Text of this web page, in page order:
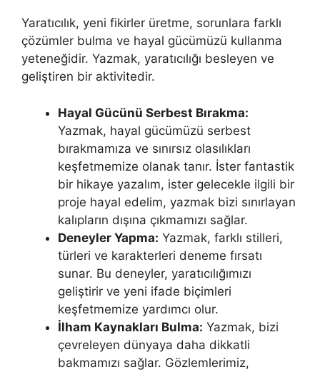
Yaratıcılık, yeni fikirler üretme, sorunlara farklı
çözümler bulma ve hayal gücümüzü kullanma
yeteneğidir. Yazmak, yaratıcılığı besleyen ve
geliştiren bir aktivitedir.
Hayal Gücünü Serbest Bırakma:
Yazmak, hayal gücümüzü serbest
bırakmamıza ve sınırsız olasılıkları
keşfetmemize olanak tanır. İster fantastik
bir hikaye yazalım, ister gelecekle ilgili bir
proje hayal edelim, yazmak bizi sınırlayan
kalıpların dışına çıkmamızı sağlar.
Deneyler Yapma: Yazmak, farklı stilleri,
türleri ve karakterleri deneme fırsatı
sunar. Bu deneyler, yaratıcılığımızı
geliştirir ve yeni ifade biçimleri
keşfetmemize yardımcı olur.
İlham Kaynakları Bulma: Yazmak, bizi
çevreleyen dünyaya daha dikkatli
bakmamızı sağlar. Gözlemlerimiz,